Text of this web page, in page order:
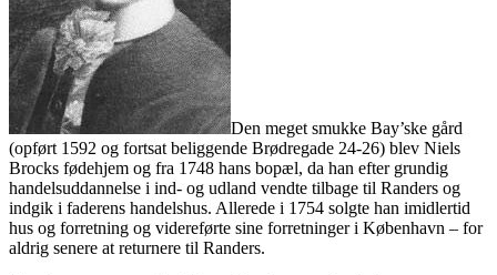
Den meget smukke Bay’ske gård
(opført 1592 og fortsat beliggende Brødregade 24-26) blev Niels
Brocks fødehjem og fra 1748 hans bopæl, da han efter grundig
handelsuddannelse i ind- og udland vendte tilbage til Randers og
indgik i faderens handelshus. Allerede i 1754 solgte han imidlertid
hus og forretning og videreførte sine forretninger i København – for
aldrig senere at returnere til Randers.